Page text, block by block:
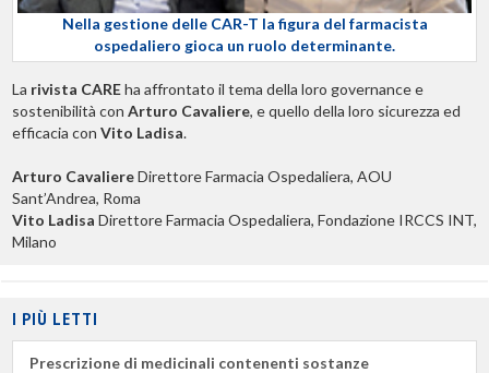
Nella gestione delle CAR-T la figura del farmacista
ospedaliero gioca un ruolo determinante.
La rivista CAREha affrontato il tema della loro governance e
sostenibilità con Arturo Cavaliere, e quello della loro sicurezza ed
efficacia con Vito Ladisa.
Arturo CavaliereDirettore Farmacia Ospedaliera, AOU
Sant’Andrea, Roma
Vito Ladisa Direttore Farmacia Ospedaliera, Fondazione IRCCS INT,
Milano
I PIÙ LETTI
Prescrizione di medicinali contenenti sostanze